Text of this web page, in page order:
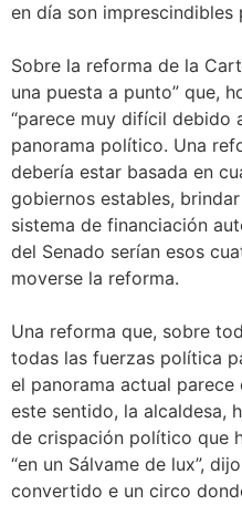
en día son imprescindibles
Sobre la reforma de la
una puesta a punto” que,
“parece muy difícil debido
panorama político. Una
debería estar basada en
gobiernos estables,
sistema de financiación
del Senado serían esos
moverse la reforma.
Una reforma que, sobre
todas las fuerzas política
el panorama actual
este sentido, la alcaldesa,
de crispación político que
“en un Sálvame de lux”,
convertido e un circo